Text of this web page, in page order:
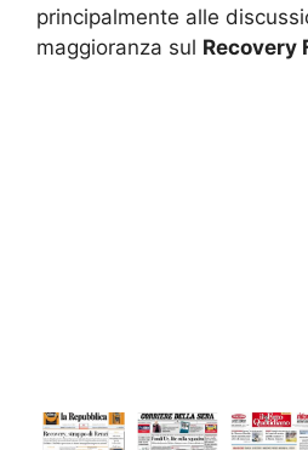
principalmente alle
maggioranza sul Recovery